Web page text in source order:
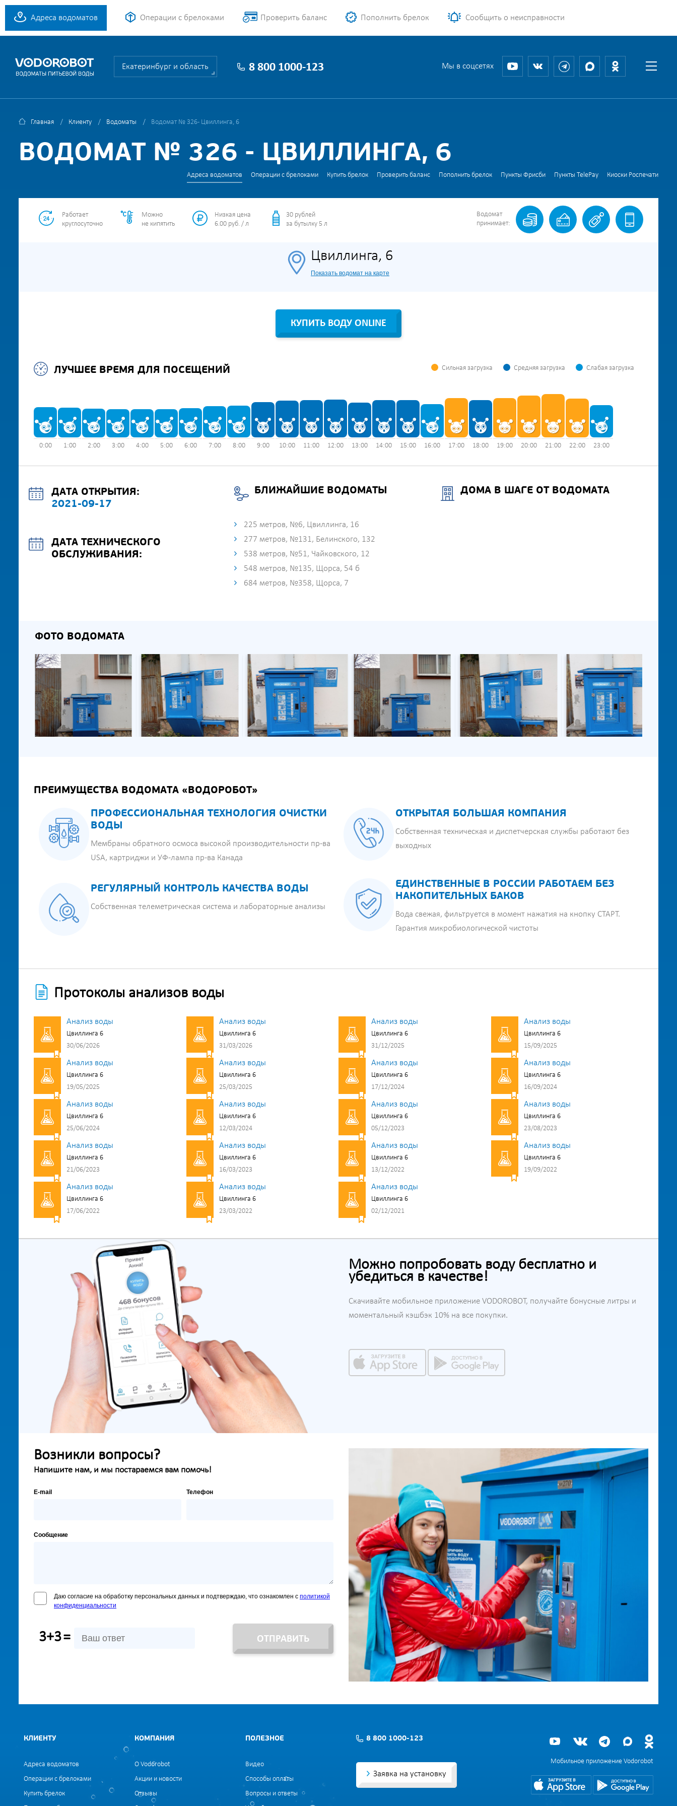
Адреса водоматов Операции с брелоками Проверить баланс Пополнить брелок Сообщить о неисправности
Екатеринбург и область 8 800 1000-123 Мы в соцсетях
Главная Клиенту Водоматы Водомат № 326 - Цвиллинга, 6
ВОДОМАТ № 326 - ЦВИЛЛИНГА, 6
Адреса водоматов Операции с брелоками Купить брелок Проверить баланс Пополнить брелок Пункты Фрисби Пункты TelePay Киоски Роспечати
Работает
круглосуточно
Можно
не кипятить
Низкая цена
6.00 руб. / л
30 рублей
за бутылку 5 л
Водомат
принимает:
Цвиллинга, 6
Показать водомат на карте
КУПИТЬ ВОДУ ONLINE
ЛУЧШЕЕ ВРЕМЯ ДЛЯ ПОСЕЩЕНИЙ Сильная загрузка Средняя загрузка Слабая загрузка
0:00 1:00 2:00 3:00 4:00 5:00 6:00 7:00 8:00 9:00 10:00 11:00 12:00 13:00 14:00 15:00 16:00 17:00 18:00 19:00 20:00 21:00 22:00 23:00
ДАТА ОТКРЫТИЯ:
2021-09-17
ДАТА ТЕХНИЧЕСКОГО
ОБСЛУЖИВАНИЯ:
БЛИЖАЙШИЕ ВОДОМАТЫ
225 метров, №6, Цвиллинга, 16
277 метров, №131, Белинского, 132
538 метров, №51, Чайковского, 12
548 метров, №135, Щорса, 54 б
684 метров, №358, Щорса, 7
ДОМА В ШАГЕ ОТ ВОДОМАТА
ФОТО ВОДОМАТА
ПРЕИМУЩЕСТВА ВОДОМАТА «ВОДОРОБОТ»
ПРОФЕССИОНАЛЬНАЯ ТЕХНОЛОГИЯ ОЧИСТКИ
ВОДЫ
Мембраны обратного осмоса высокой производительности пр-ва
USA, картриджи и УФ-лампа пр-ва Канада
РЕГУЛЯРНЫЙ КОНТРОЛЬ КАЧЕСТВА ВОДЫ
Собственная телеметрическая система и лабораторные анализы
ОТКРЫТАЯ БОЛЬШАЯ КОМПАНИЯ
Собственная техническая и диспетчерская службы работают без
выходных
ЕДИНСТВЕННЫЕ В РОССИИ РАБОТАЕМ БЕЗ
НАКОПИТЕЛЬНЫХ БАКОВ
Вода свежая, фильтруется в момент нажатия на кнопку СТАРТ.
Гарантия микробиологической чистоты
Протоколы анализов воды
Анализ воды
Цвиллинга 6
30/06/2026
Анализ воды
Цвиллинга 6
31/03/2026
Анализ воды
Цвиллинга 6
31/12/2025
Анализ воды
Цвиллинга 6
15/09/2025
Анализ воды
Цвиллинга 6
19/05/2025
Анализ воды
Цвиллинга 6
25/03/2025
Анализ воды
Цвиллинга 6
17/12/2024
Анализ воды
Цвиллинга 6
16/09/2024
Анализ воды
Цвиллинга 6
25/06/2024
Анализ воды
Цвиллинга 6
12/03/2024
Анализ воды
Цвиллинга 6
05/12/2023
Анализ воды
Цвиллинга 6
23/08/2023
Анализ воды
Цвиллинга 6
21/06/2023
Анализ воды
Цвиллинга 6
16/03/2023
Анализ воды
Цвиллинга 6
13/12/2022
Анализ воды
Цвиллинга 6
19/09/2022
Анализ воды
Цвиллинга 6
17/06/2022
Анализ воды
Цвиллинга 6
23/03/2022
Анализ воды
Цвиллинга 6
02/12/2021
Можно попробовать воду бесплатно и
убедиться в качестве!
Скачивайте мобильное приложение VODOROBOT, получайте бонусные литры и
моментальный кэшбэк 10% на все покупки.
Возникли вопросы?
Напишите нам, и мы постараемся вам помочь!
E-mail Телефон
Сообщение
Даю согласие на обработку персональных данных и подтверждаю, что ознакомлен с политикой
конфиденциальности
3+3= ОТПРАВИТЬ
КЛИЕНТУ
Адреса водоматов
Операции с брелоками
Купить брелок
КОМПАНИЯ
О Vodorobot
Акции и новости
Отзывы
ПОЛЕЗНОЕ
Видео
Способы оплаты
Вопросы и ответы
8 800 1000-123
Заявка на установку
Мобильное приложение Vodorobot